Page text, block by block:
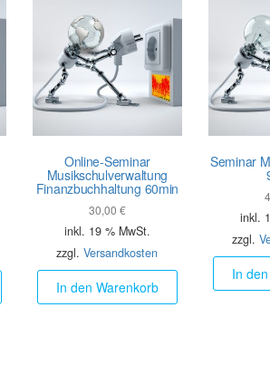
Online-Seminar
Musikschul­verwaltung
Finanz­buchhaltung 60min
30,00 €
inkl. 19 % MwSt.
zzgl.Versandkosten
In den Warenkorb
Seminar
inkl.
zzgl.
In